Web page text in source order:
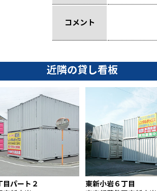
コメント
近隣の貸し看板
目パート２ 東新小岩６丁目